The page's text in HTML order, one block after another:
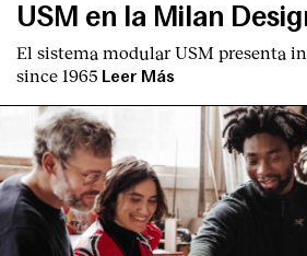
USM en la Milan
El sistema modular USM presenta
since 1965 Leer Más